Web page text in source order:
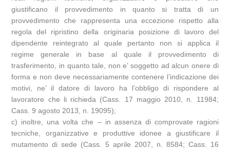
giustificano il provvedimento in quanto si tratta di un
provvedimento che rappresenta una eccezione rispetto alla
regola del ripristino della originaria posizione di lavoro del
dipendente reintegrato al quale pertanto non si applica il
regime generale in base al quale il provvedimento di
trasferimento, in quanto tale, non e’ soggetto ad alcun onere di
forma e non deve necessariamente contenere l’indicazione dei
motivi, ne’ il datore di lavoro ha l’obbligo di rispondere al
lavoratore che li richieda (Cass. 17 maggio 2010, n. 11984;
Cass. 9 agosto 2013, n. 19095);
c) inoltre, una volta che – in assenza di comprovate ragioni
tecniche, organizzative e produttive idonee a giustificare il
mutamento di sede (Cass. 5 aprile 2007, n. 8584; Cass. 16